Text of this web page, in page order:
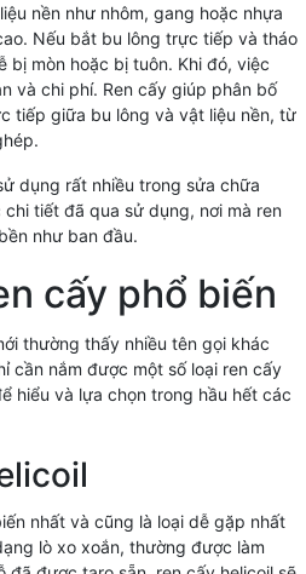
nền như nhôm, gang hoặc nhựa
Nếu bắt bu lông trực tiếp và tháo
bị mòn hoặc bị tuôn. Khi đó, việc
và chi phí. Ren cấy giúp phân bố
tiếp giữa bu lông và vật liệu nền, từ
dụng rất nhiều trong sửa chữa
tiết đã qua sử dụng, nơi mà ren
như ban đầu.
cấy phổ biến
thường thấy nhiều tên gọi khác
cần nắm được một số loại ren cấy
hiểu và lựa chọn trong hầu hết các
nhất và cũng là loại dễ gặp nhất
lò xo xoắn, thường được làm